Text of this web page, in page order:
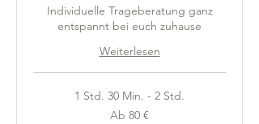
Individuelle Trageberatung ganz
entspannt bei euch zuhause
Weiterlesen
1 Std. 30 Min. - 2 Std.
Ab 80 €